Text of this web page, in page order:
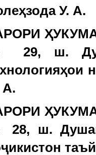
У. А.
ш.
А.
ш.